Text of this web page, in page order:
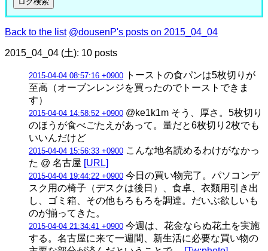
Back to the list @dousenP's posts on 2015_04_04
2015_04_04 (土): 10 posts
2015-04-04 08:57:16 +0900 トーストの食パンは5枚切りが
至高（オーブンレンジを買ったのでトーストできま
す）
2015-04-04 14:58:52 +0900 @ke1k1m そう、厚さ。5枚切り
のほうが食べごたえがあって。量だと6枚切り2枚でも
いいんだけど
2015-04-04 15:56:33 +0900 こんな地名読めるわけがなかっ
た @ 名古屋 [URL]
2015-04-04 19:44:22 +0900 今日の買い物完了。パソコンデ
スク用の椅子（デスクは後日）、食卓、衣類用引き出
し、ゴミ箱、その他もろもろを調達。だいぶ欲しいも
のが揃ってきた。
2015-04-04 21:34:41 +0900 今週は、花金ならぬ花土を実施
する。名古屋に来て一週間、新生活に必要な買い物の